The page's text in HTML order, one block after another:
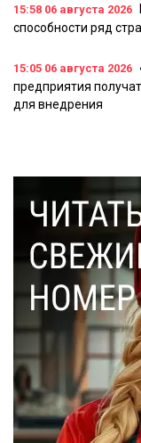
15:58 06 августа 2026
способности ряд
15:05 06 августа 2026
предприятия
для внедрения